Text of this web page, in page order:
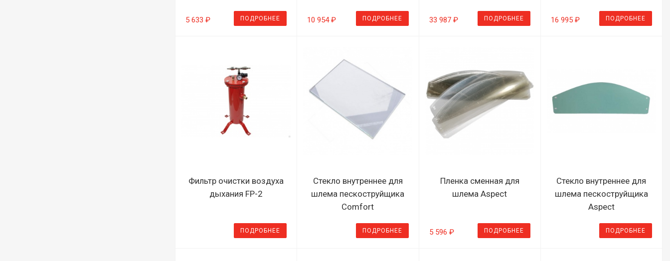
5 633 ₽ ПОДРОБНЕЕ 10 954 ₽ ПОДРОБНЕЕ 33 987 ₽ ПОДРОБНЕЕ 16 995 ₽ ПОДРОБНЕЕ
Фильтр очистки воздуха
дыхания FP-2
ПОДРОБНЕЕ
Стекло внутреннее для
шлема пескоструйщика
Comfort
ПОДРОБНЕЕ
Пленка сменная для
шлема Aspect
5 596 ₽ ПОДРОБНЕЕ
Стекло внутреннее для
шлема пескоструйщика
Aspect
ПОДРОБНЕЕ